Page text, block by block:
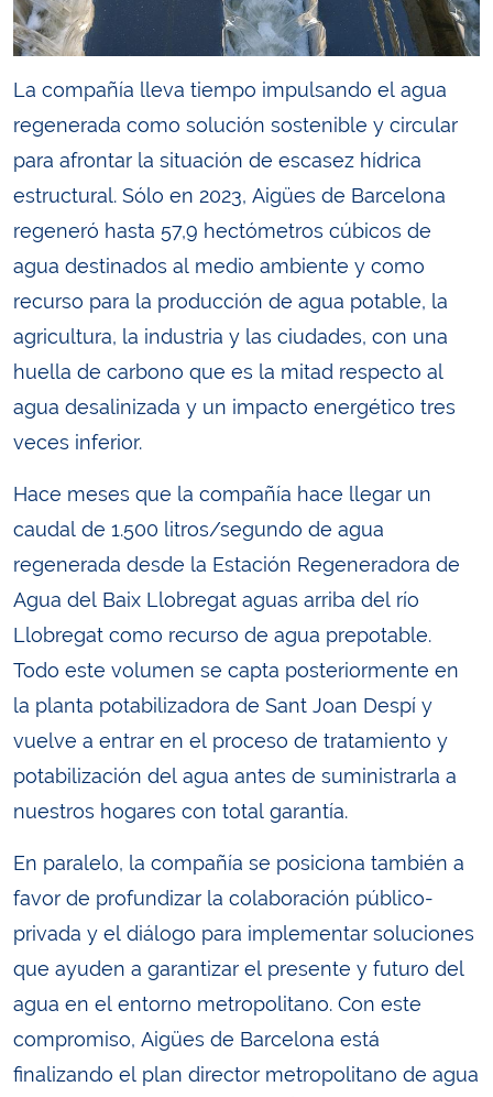
La compañía lleva tiempo impulsando el agua
regenerada como solución sostenible y circular
para afrontar la situación de escasez hídrica
estructural. Sólo en 2023, Aigües de Barcelona
regeneró hasta 57,9 hectómetros cúbicos de
agua destinados al medio ambiente y como
recurso para la producción de agua potable, la
agricultura, la industria y las ciudades, con una
huella de carbono que es la mitad respecto al
agua desalinizada y un impacto energético tres
veces inferior.
Hace meses que la compañía hace llegar un
caudal de 1.500 litros/segundo de agua
regenerada desde la Estación Regeneradora de
Agua del Baix Llobregat aguas arriba del río
Llobregat como recurso de agua prepotable.
Todo este volumen se capta posteriormente en
la planta potabilizadora de Sant Joan Despí y
vuelve a entrar en el proceso de tratamiento y
potabilización del agua antes de suministrarla a
nuestros hogares con total garantía.
En paralelo, la compañía se posiciona también a
favor de profundizar la colaboración público-
privada y el diálogo para implementar soluciones
que ayuden a garantizar el presente y futuro del
agua en el entorno metropolitano. Con este
compromiso, Aigües de Barcelona está
finalizando el plan director metropolitano de agua